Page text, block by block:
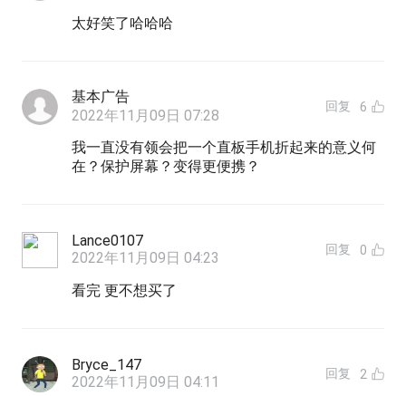
太好笑了哈哈哈
基本广告
2022年11月09日 07:28
回复 6
我一直没有领会把一个直板手机折起来的意义何
在？保护屏幕？变得更便携？
Lance0107
2022年11月09日 04:23
回复 0
看完 更不想买了
Bryce_147
2022年11月09日 04:11
回复 2